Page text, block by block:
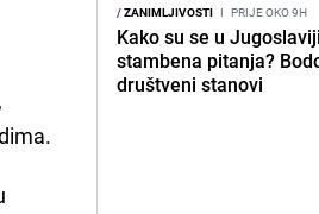
/ZANIMLJIVOSTI I PRIJE OKO 9H
Kako su se u
stambena pitanja?
društveni stanovi